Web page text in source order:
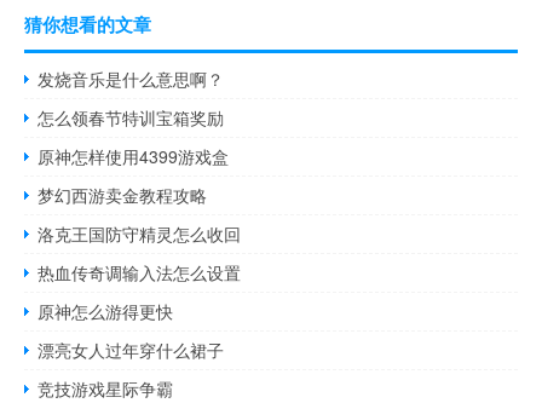
猜你想看的文章
发烧音乐是什么意思啊？
怎么领春节特训宝箱奖励
原神怎样使用4399游戏盒
梦幻西游卖金教程攻略
洛克王国防守精灵怎么收回
热血传奇调输入法怎么设置
原神怎么游得更快
漂亮女人过年穿什么裙子
竞技游戏星际争霸